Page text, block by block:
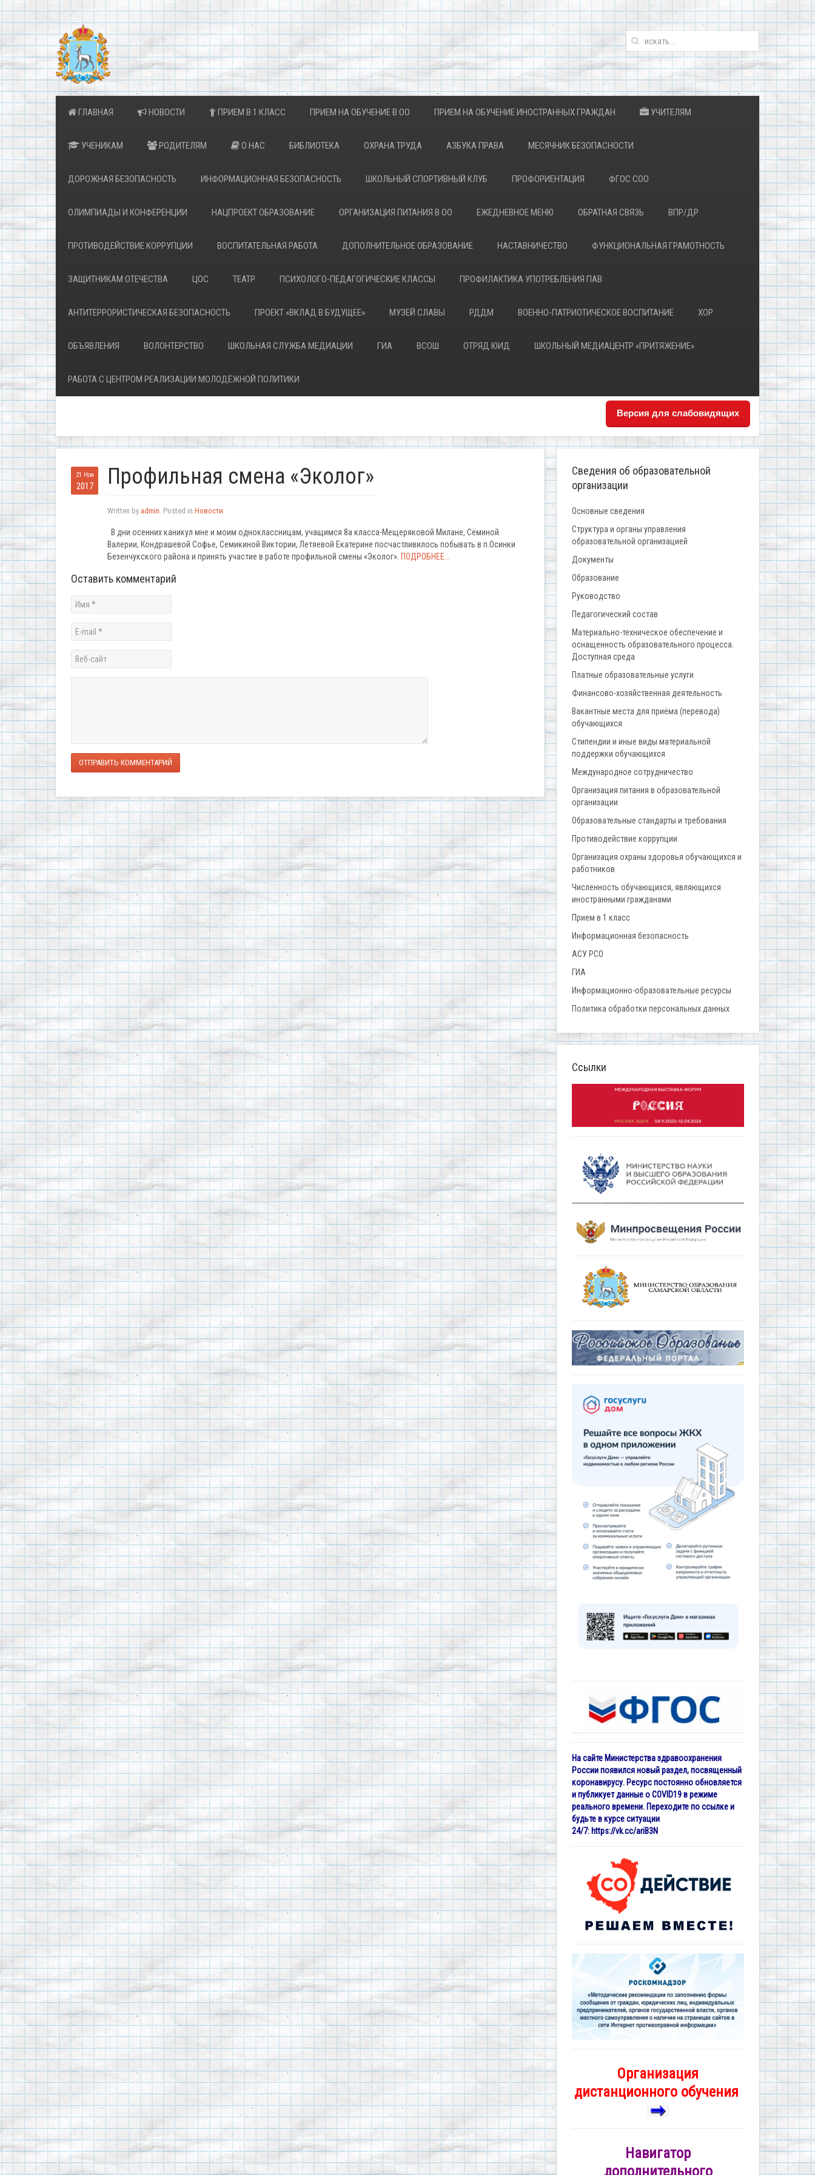
ГЛАВНАЯ НОВОСТИ ПРИЕМ В 1 КЛАСС ПРИЕМ НА ОБУЧЕНИЕ В ОО ПРИЕМ НА ОБУЧЕНИЕ ИНОСТРАННЫХ ГРАЖДАН УЧИТЕЛЯМ
УЧЕНИКАМ РОДИТЕЛЯМ О НАС БИБЛИОТЕКА ОХРАНА ТРУДА АЗБУКА ПРАВА МЕСЯЧНИК БЕЗОПАСНОСТИ
ДОРОЖНАЯ БЕЗОПАСНОСТЬ ИНФОРМАЦИОННАЯ БЕЗОПАСНОСТЬ ШКОЛЬНЫЙ СПОРТИВНЫЙ КЛУБ ПРОФОРИЕНТАЦИЯ ФГОС СОО
ОЛИМПИАДЫ И КОНФЕРЕНЦИИ НАЦПРОЕКТ ОБРАЗОВАНИЕ ОРГАНИЗАЦИЯ ПИТАНИЯ В ОО ЕЖЕДНЕВНОЕ МЕНЮ ОБРАТНАЯ СВЯЗЬ ВПР/ДР
ПРОТИВОДЕЙСТВИЕ КОРРУПЦИИ ВОСПИТАТЕЛЬНАЯ РАБОТА ДОПОЛНИТЕЛЬНОЕ ОБРАЗОВАНИЕ НАСТАВНИЧЕСТВО ФУНКЦИОНАЛЬНАЯ ГРАМОТНОСТЬ
ЗАЩИТНИКАМ ОТЕЧЕСТВА ЦОС ТЕАТР ПСИХОЛОГО-ПЕДАГОГИЧЕСКИЕ КЛАССЫ ПРОФИЛАКТИКА УПОТРЕБЛЕНИЯ ПАВ
АНТИТЕРРОРИСТИЧЕСКАЯ БЕЗОПАСНОСТЬ ПРОЕКТ «ВКЛАД В БУДУЩЕЕ» МУЗЕЙ СЛАВЫ РДДМ ВОЕННО-ПАТРИОТИЧЕСКОЕ ВОСПИТАНИЕ ХОР
ОБЪЯВЛЕНИЯ ВОЛОНТЕРСТВО ШКОЛЬНАЯ СЛУЖБА МЕДИАЦИИ ГИА ВСОШ ОТРЯД ЮИД ШКОЛЬНЫЙ МЕДИАЦЕНТР «ПРИТЯЖЕНИЕ»
РАБОТА С ЦЕНТРОМ РЕАЛИЗАЦИИ МОЛОДЁЖНОЙ ПОЛИТИКИ
Версия для слабовидящих
21 Ноя
2017 Профильная смена «Эколог»
Written by admin. Posted in Новости
В дни осенних каникул мне и моим одноклассницам, учащимся 8а класса-Мещеряковой Милане, Сёминой
Валерии, Кондрашевой Софье, Семикиной Виктории, Летяевой Екатерине посчастливилось побывать в п.Осинки
Безенчукского района и принять участие в работе профильной смены «Эколог». ПОДРОБНЕЕ…
Оставить комментарий
ОТПРАВИТЬ КОММЕНТАРИЙ
Сведения об образовательной
организации
Основные сведения
Структура и органы управления
образовательной организацией
Документы
Образование
Руководство
Педагогический состав
Материально-техническое обеспечение и
оснащенность образовательного процесса.
Доступная среда
Платные образовательные услуги
Финансово-хозяйственная деятельность
Вакантные места для приёма (перевода)
обучающихся
Стипендии и иные виды материальной
поддержки обучающихся
Международное сотрудничество
Организация питания в образовательной
организации
Образовательные стандарты и требования
Противодействие коррупции
Организация охраны здоровья обучающихся и
работников
Численность обучающихся, являющихся
иностранными гражданами
Прием в 1 класс
Информационная безопасность
АСУ РСО
ГИА
Информационно-образовательные ресурсы
Политика обработки персональных данных
Ссылки
На сайте Министерства здравоохранения
России появился новый раздел, посвященный
коронавирусу. Ресурс постоянно обновляется
и публикует данные о COVID19 в режиме
реального времени. Переходите по ссылке и
будьте в курсе ситуации
24/7: https://vk.cc/ariB3N
Организация
дистанционного обучения
Навигатор
дополнительного